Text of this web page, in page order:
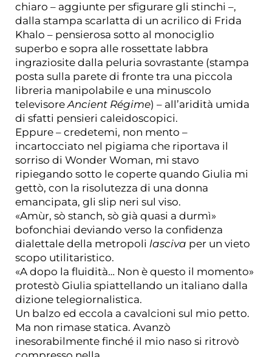
chiaro – aggiunte per sfigurare gli stinchi –,
dalla stampa scarlatta di un acrilico di Frida
Khalo – pensierosa sotto al monociglio
superbo e sopra alle rossettate labbra
ingraziosite dalla peluria sovrastante (stampa
posta sulla parete di fronte tra una piccola
libreria manipolabile e una minuscolo
televisoreAncient Régime) – all’aridità umida
di sfatti pensieri caleidoscopici.
Eppure – credetemi, non mento –
incartocciato nel pigiama che riportava il
sorriso di Wonder Woman, mi stavo
ripiegando sotto le coperte quando Giulia mi
gettò, con la risolutezza di una donna
emancipata, gli slip neri sul viso.
«Amùr, sò stanch, sò già quasi a durmì»
bofonchiai deviando verso la confidenza
dialettale della metropoli lasciva per un vieto
scopo utilitaristico.
«A dopo la fluidità… Non è questo il momento»
protestò Giulia spiattellando un italiano dalla
dizione telegiornalistica.
Un balzo ed eccola a cavalcioni sul mio petto.
Ma non rimase statica. Avanzò
inesorabilmente finché il mio naso si ritrovò